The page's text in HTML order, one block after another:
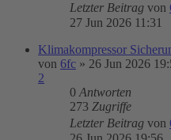
Letzter Beitrag von
27 Jun 2026 11:31
Klimakompressor
von 6fc » 26 Jun 2026
2
0 Antworten
273 Zugriffe
Letzter Beitrag von